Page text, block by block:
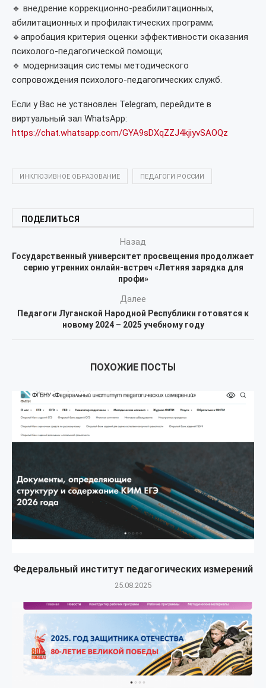
🔹 внедрение коррекционно-реабилитационных,
абилитационных и профилактических программ;
🔹апробация критерия оценки эффективности оказания
психолого-педагогической помощи;
🔹 модернизация системы методического
сопровождения психолого-педагогических служб.
Если у Вас не установлен Telegram, перейдите в
виртуальный зал WhatsApp:
https://chat.whatsapp.com/GYA9sDXqZZJ4kjiyvSAOQz
ИНКЛЮЗИВНОЕ ОБРАЗОВАНИЕ ПЕДАГОГИ РОССИИ
ПОДЕЛИТЬСЯ
Назад
Государственный университет просвещения продолжает
серию утренних онлайн-встреч «Летняя зарядка для
профи»
Далее
Педагоги Луганской Народной Республики готовятся к
новому 2024 – 2025 учебному году
ПОХОЖИЕ ПОСТЫ
Федеральный институт педагогических измерений
25.08.2025